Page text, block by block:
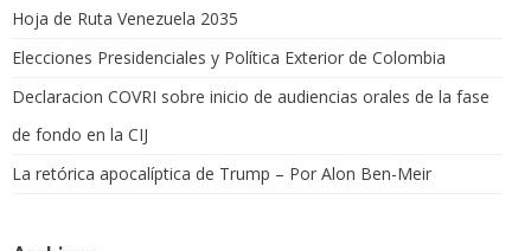
Hoja de Ruta Venezuela 2035
Elecciones Presidenciales y Política Exterior de Colombia
Declaracion COVRI sobre inicio de audiencias orales de la fase
de fondo en la CIJ
La retórica apocalíptica de Trump – Por Alon Ben-Meir